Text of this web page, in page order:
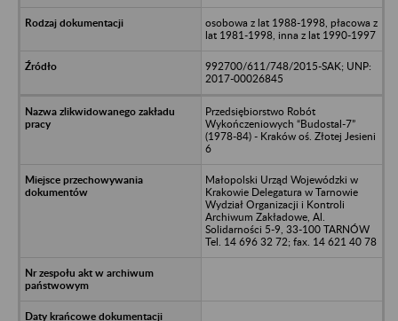
osobowa z lat 1988-1998, płacowa z
lat 1981-1998, inna z lat 1990-1997
992700/611/748/2015-SAK; UNP:
2017-00026845
Przedsiębiorstwo Robót
Wykończeniowych “Budostal-7”
(1978-84) - Kraków oś. Złotej Jesieni
6
Małopolski Urząd Wojewódzki w
Krakowie Delegatura w Tarnowie
Wydział Organizacji i Kontroli
Archiwum Zakładowe, Al.
Solidarności 5-9, 33-100 TARNÓW
Tel. 14 696 32 72; fax. 14 621 40 78